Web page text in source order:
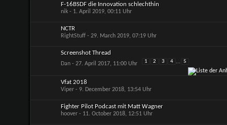
F-16BSDF die Innovation schlechthin
nik- 1. April 2019, 00:11 Uhr
NCTR
RightStuff- 29. March 2019, 07:19 Uhr
Screenshot Thread
Dan- 27. April 2017, 11:00 Uhr 1 2 3 4 ... 5
Vfat 2018
Viper- 9. December 2018, 13:54 Uhr
Fighter Pilot Podcast mit Matt Wagner
hoover- 11. October 2018, 12:51 Uhr